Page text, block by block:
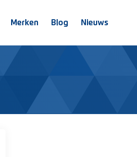
Merken Blog Nieuws